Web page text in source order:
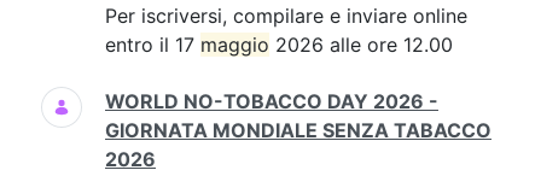
Per iscriversi, compilare e inviare online
entro il 17 maggio 2026 alle ore 12.00
WORLD NO-TOBACCO DAY 2026 -
GIORNATA MONDIALE SENZA TABACCO
2026